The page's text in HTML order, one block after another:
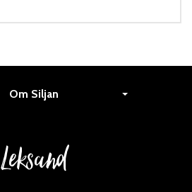
Om Siljan
Leksand